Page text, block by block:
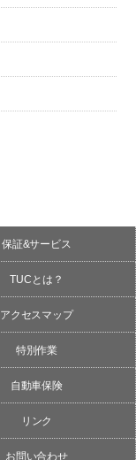
保証&サービス
TUCとは？
アクセスマップ
特別作業
自動車保険
リンク
お問い合わせ